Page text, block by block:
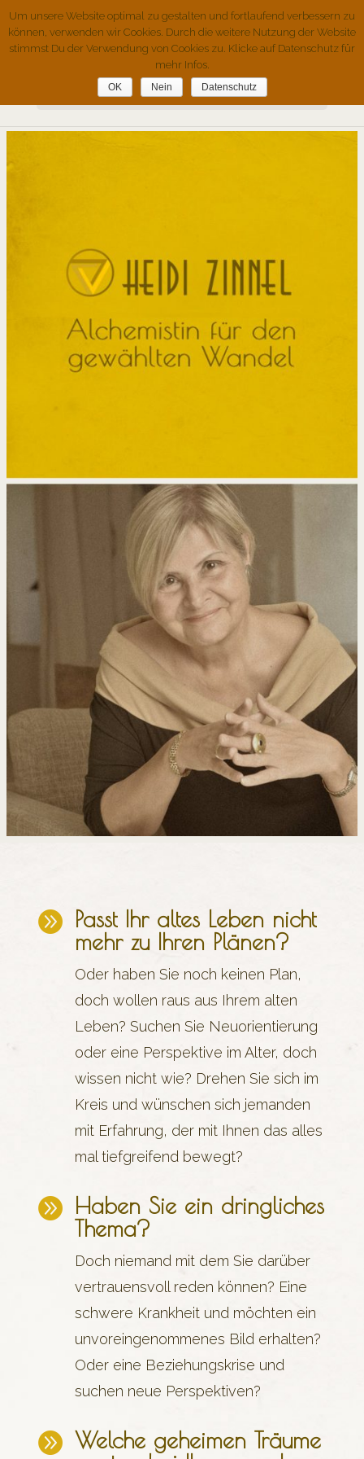
Seite wählen
 Passt Ihr altes Leben nicht
mehr zu Ihren Plänen?
Oder haben Sie noch keinen Plan,
doch wollen raus aus Ihrem alten
Leben? Suchen Sie Neuorientierung
oder eine Perspektive im Alter, doch
wissen nicht wie? Drehen Sie sich im
Kreis und wünschen sich jemanden
mit Erfahrung, der mit Ihnen das alles
mal tiefgreifend bewegt?
 Haben Sie ein dringliches
Thema?
Doch niemand mit dem Sie darüber
vertrauensvoll reden können? Eine
schwere Krankheit und möchten ein
unvoreingenommenes Bild erhalten?
Oder eine Beziehungskrise und
suchen neue Perspektiven?
 Welche geheimen Träume
Um unsere Website optimal zu gestalten und fortlaufend verbessern zu
können, verwenden wir Cookies. Durch die weitere Nutzung der Website
stimmst Du der Verwendung von Cookies zu. Klicke auf Datenschutz für
mehr Infos.
OK Nein Datenschutz